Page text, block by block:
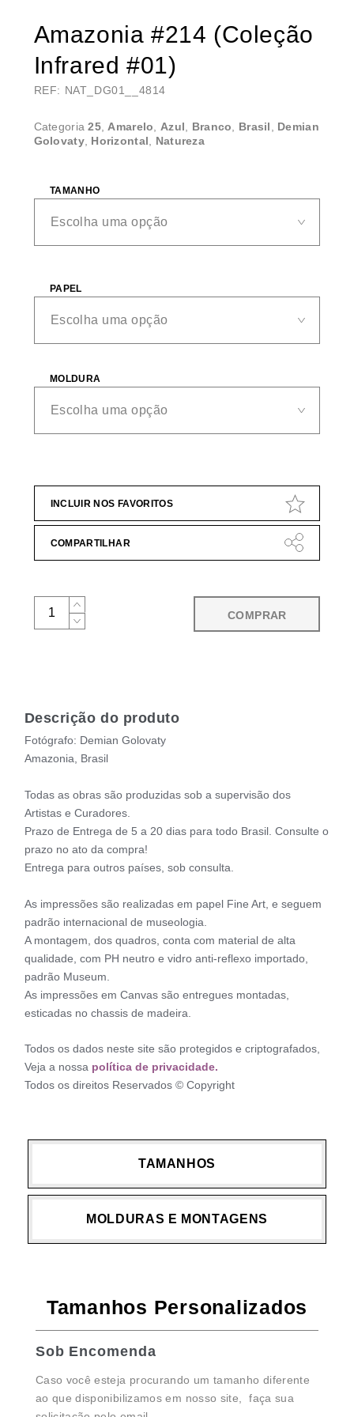
Amazonia #214 (Coleção
Infrared #01)
REF: NAT_DG01__4814
Categoria25, Amarelo Azul Branco Brasil
Demian
Golovaty, Horizontal Natureza
TAMANHO
PAPEL
MOLDURA
INCLUIR NOS FAVORITOS
COMPARTILHAR
COMPRAR
Descrição do produto
Fotógrafo: Demian Golovaty
Amazonia, Brasil
Todas as obras são produzidas sob a supervisão dos
Artistas e Curadores.
Prazo de Entrega de 5 a 20 dias para todo Brasil. Consulte o
prazo no ato da compra!
Entrega para outros países, sob consulta.
As impressões são realizadas em papel Fine Art, e seguem
padrão internacional de museologia.
A montagem, dos quadros, conta com material de alta
qualidade, com PH neutro e vidro anti-reflexo importado,
padrão Museum.
As impressões em Canvas são entregues montadas,
esticadas no chassis de madeira.
Todos os dados neste site são protegidos e criptografados,
Veja a nossa política de privacidade.
Todos os direitos Reservados © Copyright
TAMANHOS
MOLDURAS E MONTAGENS
Tamanhos Personalizados
Sob Encomenda
Caso você esteja procurando um tamanho diferente
ao que disponibilizamos em nosso site, faça sua